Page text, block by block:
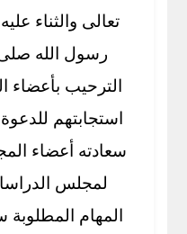
تعالى والثناء
رسول الله صلى
الترحيب
استجابتهم
سعادته أعضاء
لمجلس
المهام